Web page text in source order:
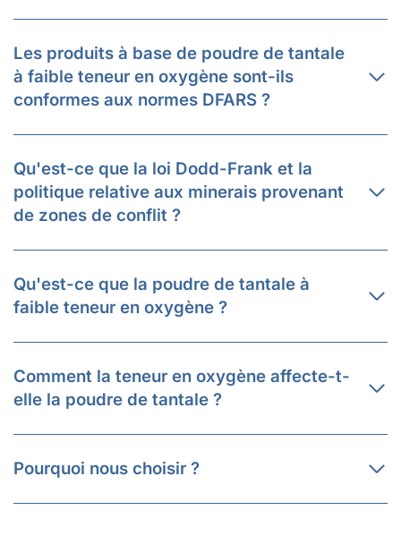
Les produits à base de poudre de tantale
à faible teneur en oxygène sont-ils
conformes aux normes DFARS ?
Qu'est-ce que la loi Dodd-Frank et la
politique relative aux minerais provenant
de zones de conflit ?
Qu'est-ce que la poudre de tantale à
faible teneur en oxygène ?
Comment la teneur en oxygène affecte-t-
elle la poudre de tantale ?
Pourquoi nous choisir ?